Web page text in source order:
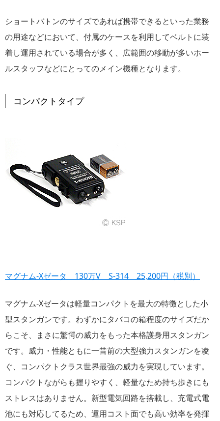
ショートバトンのサイズであれば携帯できるといった業務
の用途などにおいて、付属のケースを利用してベルトに装
着し運用されている場合が多く、広範囲の移動が多いホー
ルスタッフなどにとってのメイン機種となります。
コンパクトタイプ
マグナム-Xゼータ 130万V S-314 25,200円（税別）
マグナム-Xゼータは軽量コンパクトを最大の特徴とした小
型スタンガンです。わずかにタバコの箱程度のサイズだか
らこそ、まさに驚愕の威力をもった本格護身用スタンガン
です。威力・性能ともに一昔前の大型強力スタンガンを凌
ぐ、コンパクトクラス世界最強の威力を実現しています。
コンパクトながらも握りやすく、軽量なため持ち歩きにも
ストレスはありません。新型電気回路を搭載し、充電式電
池にも対応してるため、運用コスト面でも高い効率を発揮